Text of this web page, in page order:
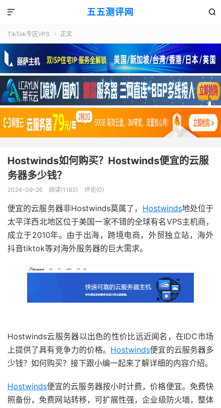
五五测评网 

TikTok专区VPS  正文
Hostwinds如何购买？Hostwinds便宜的云服
务器多少钱？
2024-09-26 阅读(1193) 评论(0)
便宜的云服务器非Hostwinds莫属了， Hostwinds地处位于
太平洋西北地区位于美国一家不错的全球有名VPS主机商，
成立于2010年。由于出海，跨境电商，外贸独立站，海外
抖音tiktok等对海外服务器的巨大需求。
Hostwinds云服务器以出色的性价比远近闻名，在IDC市场
上提供了具有竞争力的价格。 Hostwinds便宜的云服务器多
少钱？如何购买？接下跟小编一起来了解详细的内容介绍。
Hostwinds便宜的云服务器按小时计费，价格便宜。免费快
照备份，免费网站转移，可扩展性强，企业级防火墙，整体